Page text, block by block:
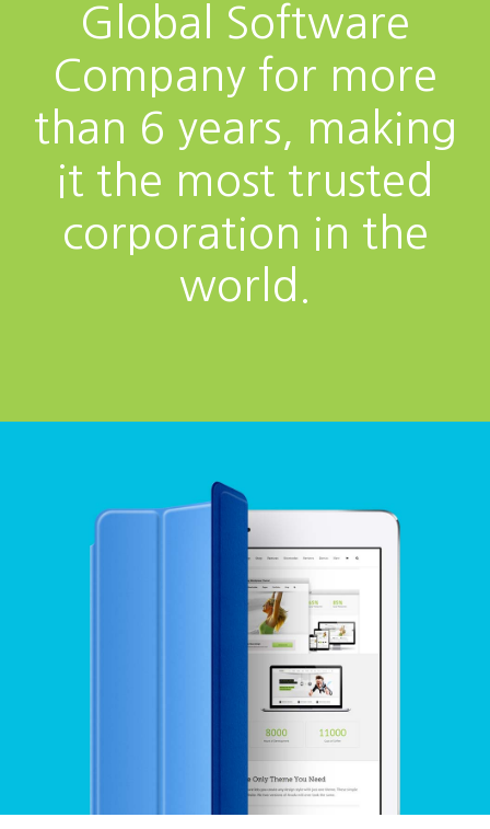
Global Software
Company for more
than 6 years, making
it the most trusted
corporation in the
world.